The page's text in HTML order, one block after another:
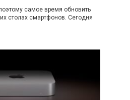
самое время обновить
столах смартфонов. Сегодня